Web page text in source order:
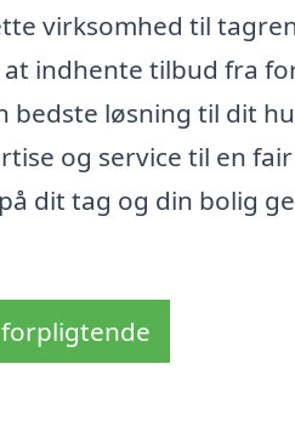
virksomhed til
indhente tilbud fra
bedste løsning til dit
og service til en
dit tag og din bolig